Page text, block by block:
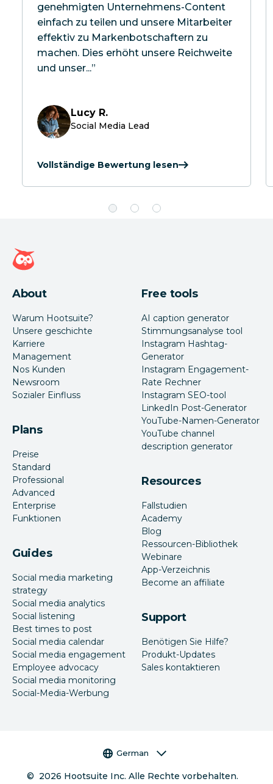
genehmigten Unternehmens-Content
einfach zu teilen und unsere Mitarbeiter
effektiv zu Markenbotschaftern zu
machen. Dies erhöht unsere Reichweite
und unser...”
Lucy R.
Social Media Lead
Vollständige Bewertung lesen
Hootsuite Homepage
About
Warum Hootsuite?
Unsere geschichte
Karriere
Management
Nos Kunden
Newsroom
Sozialer Einfluss
Plans
Preise
Standard
Professional
Advanced
Enterprise
Funktionen
Guides
Social media marketing
strategy
Social media analytics
Social listening
Best times to post
Social media calendar
Social media engagement
Employee advocacy
Social media monitoring
Social-Media-Werbung
Free tools
AI caption generator
Stimmungsanalyse tool
Instagram Hashtag-
Generator
Instagram Engagement-
Rate Rechner
Instagram SEO-tool
LinkedIn Post-Generator
YouTube-Namen-Generator
YouTube channel
description generator
Resources
Fallstudien
Academy
Blog
Ressourcen-Bibliothek
Webinare
App-Verzeichnis
Become an affiliate
Support
Benötigen Sie Hilfe?
Produkt-Updates
Sales kontaktieren
Sprachauswahl
German
© 2026 Hootsuite Inc. Alle Rechte vorbehalten.